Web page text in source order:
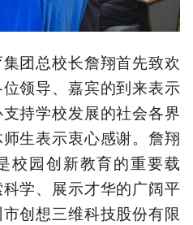
团总校长詹翔首先致欢
领导、嘉宾的到来表示
持学校发展的社会各界
生表示衷心感谢。詹翔
校园创新教育的重要载
学、展示才华的广阔平
创想三维科技股份有限